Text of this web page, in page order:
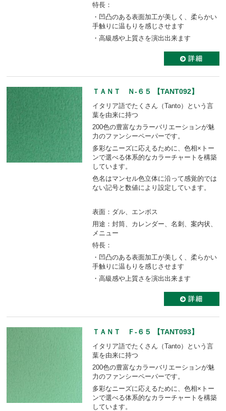
特長：
・凹凸のある表面加工が美しく、柔らかい
手触りに温もりを感じさせます
・高級感や上質さを演出出来ます
ＴＡＮＴ Ｎ-６５ 【TANT092】
イタリア語でたくさん（Tanto）という言
葉を由来に持つ
200色の豊富なカラーバリエーションが魅
力のファンシーペーパーです。
多彩なニーズに応えるために、色相×トー
ンで選べる体系的なカラーチャートを構築
しています。
色名はマンセル色立体に沿って感覚的では
ない記号と数値により設定しています。
表面：ダル、エンボス
用途：封筒、カレンダー、名刺、案内状、
メニュー
特長：
・凹凸のある表面加工が美しく、柔らかい
手触りに温もりを感じさせます
・高級感や上質さを演出出来ます
ＴＡＮＴ Ｆ-６５ 【TANT093】
イタリア語でたくさん（Tanto）という言
葉を由来に持つ
200色の豊富なカラーバリエーションが魅
力のファンシーペーパーです。
多彩なニーズに応えるために、色相×トー
ンで選べる体系的なカラーチャートを構築
しています。